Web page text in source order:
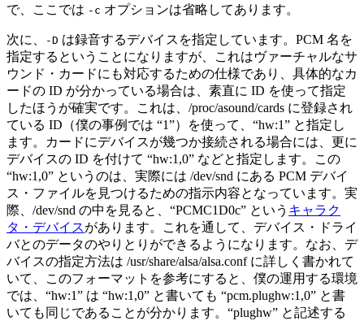
で、ここでは -c オプションは省略してあります。
次に、 -D は録音するデバイスを指定しています。PCM 名を
指定するということになりますが、これはヴァーチャルなサ
ウンド・カードにも対応するための仕様であり、具体的なカ
ードの ID が分かっている場合は、素直に ID を使って指定
したほうが確実です。これは、/proc/asound/cards に登録され
ている ID（僕の事例では “1”）を使って、“hw:1” と指定し
ます。カードにデバイスが幾つか接続される場合には、更に
デバイスの ID を付けて “hw:1,0” などと指定します。この
“hw:1,0” というのは、実際には /dev/snd にある PCM デバイ
ス・ファイルを見つけるための指示内容となっています。実
際、/dev/snd の中を見ると、“PCMC1D0c” という キャラク
タ・デバイスがあります。これを通して、デバイス・ドライ
バとのデータのやりとりができるようになります。なお、デ
バイスの指定方法は /usr/share/alsa/alsa.conf に詳しく書かれて
いて、このフォーマットを参考にすると、僕の運用する環境
では、“hw:1” は “hw:1,0” と書いても “pcm.plughw:1,0” と書
いても同じであることが分かります。“plughw” と記述する